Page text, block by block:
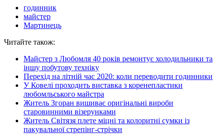
годинник
майстер
Мартинець
Читайте також:
Майстер з Любомля 40 років ремонтує холодильники та
іншу побутову техніку
Перехід на літній час 2020: коли переводити годинники
У Ковелі проходить виставка з коренепластики
любомльського майстра
Житель Згоран вишиває оригінальні вироби
старовинними візерунками
Житель Світязя плете міцні та колоритні сумки із
пакувальної стрепінг-стрічки